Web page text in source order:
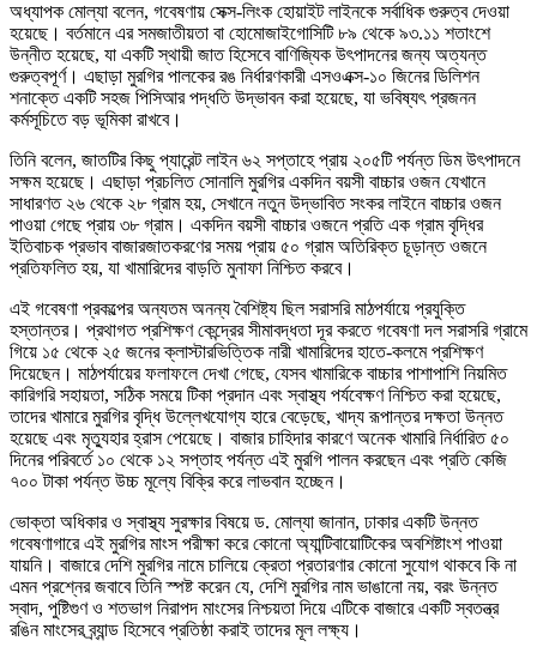
অধ্যাপক মোল্যা বলেন, গবেষণায় সেক্স-লিংক হোয়াইট লাইনকে সর্বাধিক গুরুত্ব দেওয়া
হয়েছে। বর্তমানে এর সমজাতীয়তা বা হোমোজাইগোসিটি ৮৯ থেকে ৯৩.১১ শতাংশে
উন্নীত হয়েছে, যা একটি স্থায়ী জাত হিসেবে বাণিজ্যিক উৎপাদনের জন্য অত্যন্ত
গুরুত্বপূর্ণ। এছাড়া মুরগির পালকের রঙ নির্ধারণকারী এসওএক্স-১০ জিনের ডিলিশন
শনাক্তে একটি সহজ পিসিআর পদ্ধতি উদ্ভাবন করা হয়েছে, যা ভবিষ্যৎ প্রজনন
কর্মসূচিতে বড় ভূমিকা রাখবে।
তিনি বলেন, জাতটির কিছু প্যারেন্ট লাইন ৬২ সপ্তাহে প্রায় ২০৫টি পর্যন্ত ডিম উৎপাদনে
সক্ষম হয়েছে। এছাড়া প্রচলিত সোনালি মুরগির একদিন বয়সী বাচ্চার ওজন যেখানে
সাধারণত ২৬ থেকে ২৮ গ্রাম হয়, সেখানে নতুন উদ্ভাবিত সংকর লাইনে বাচ্চার ওজন
পাওয়া গেছে প্রায় ৩৮ গ্রাম। একদিন বয়সী বাচ্চার ওজনে প্রতি এক গ্রাম বৃদ্ধির
ইতিবাচক প্রভাব বাজারজাতকরণের সময় প্রায় ৫০ গ্রাম অতিরিক্ত চূড়ান্ত ওজনে
প্রতিফলিত হয়, যা খামারিদের বাড়তি মুনাফা নিশ্চিত করবে।
এই গবেষণা প্রকল্পের অন্যতম অনন্য বৈশিষ্ট্য ছিল সরাসরি মাঠপর্যায়ে প্রযুক্তি
হস্তান্তর। প্রথাগত প্রশিক্ষণ কেন্দ্রের সীমাবদ্ধতা দূর করতে গবেষণা দল সরাসরি গ্রামে
গিয়ে ১৫ থেকে ২৫ জনের ক্লাস্টারভিত্তিক নারী খামারিদের হাতে-কলমে প্রশিক্ষণ
দিয়েছেন। মাঠপর্যায়ের ফলাফলে দেখা গেছে, যেসব খামারিকে বাচ্চার পাশাপাশি নিয়মিত
কারিগরি সহায়তা, সঠিক সময়ে টিকা প্রদান এবং স্বাস্থ্য পর্যবেক্ষণ নিশ্চিত করা হয়েছে,
তাদের খামারে মুরগির বৃদ্ধি উল্লেখযোগ্য হারে বেড়েছে, খাদ্য রূপান্তর দক্ষতা উন্নত
হয়েছে এবং মৃত্যুহার হ্রাস পেয়েছে। বাজার চাহিদার কারণে অনেক খামারি নির্ধারিত ৫০
দিনের পরিবর্তে ১০ থেকে ১২ সপ্তাহ পর্যন্ত এই মুরগি পালন করছেন এবং প্রতি কেজি
৭০০ টাকা পর্যন্ত উচ্চ মূল্যে বিক্রি করে লাভবান হচ্ছেন।
ভোক্তা অধিকার ও স্বাস্থ্য সুরক্ষার বিষয়ে ড. মোল্যা জানান, ঢাকার একটি উন্নত
গবেষণাগারে এই মুরগির মাংস পরীক্ষা করে কোনো অ্যান্টিবায়োটিকের অবশিষ্টাংশ পাওয়া
যায়নি। বাজারে দেশি মুরগির নামে চালিয়ে ক্রেতা প্রতারণার কোনো সুযোগ থাকবে কি না
এমন প্রশ্নের জবাবে তিনি স্পষ্ট করেন যে, দেশি মুরগির নাম ভাঙানো নয়, বরং উন্নত
স্বাদ, পুষ্টিগুণ ও শতভাগ নিরাপদ মাংসের নিশ্চয়তা দিয়ে এটিকে বাজারে একটি স্বতন্ত্র
রঙিন মাংসের ব্র্যান্ড হিসেবে প্রতিষ্ঠা করাই তাদের মূল লক্ষ্য।